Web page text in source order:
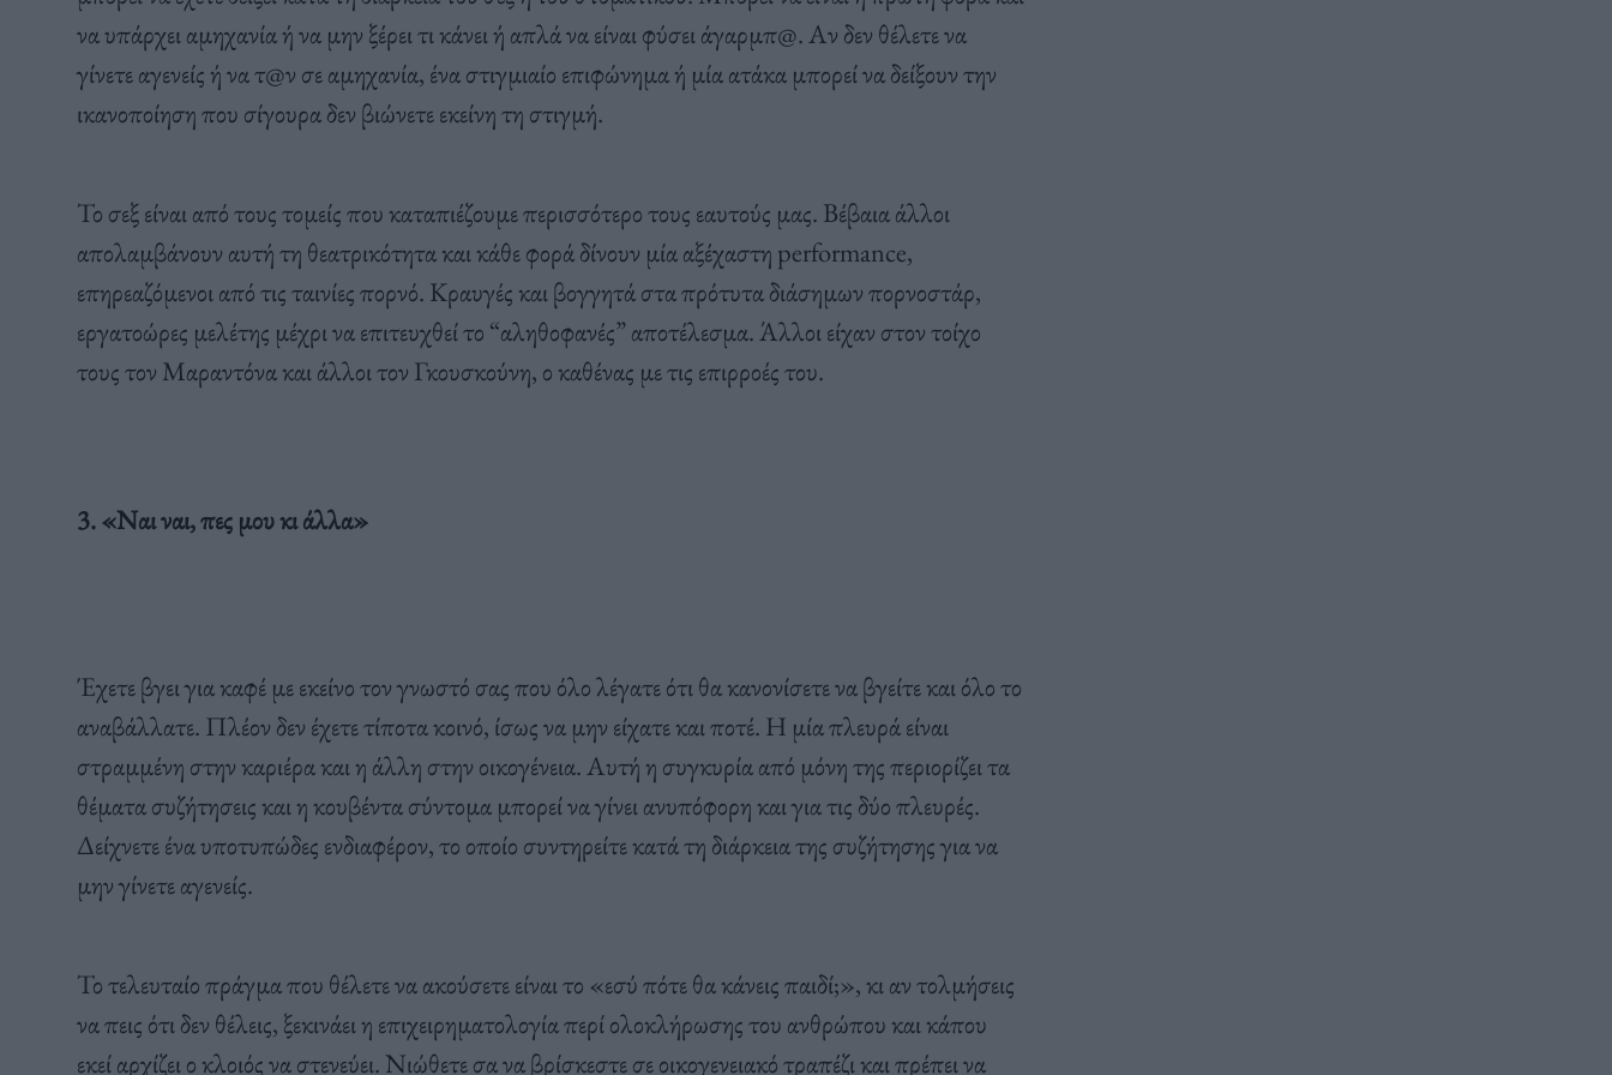
να υπάρχει αμηχανία ή να μην ξέρει τι κάνει ή απλά να είναι φύσει άγαρμπ@. Αν δεν θέλετε να
γίνετε αγενείς ή να τ@ν σε αμηχανία, ένα στιγμιαίο επιφώνημα ή μία ατάκα μπορεί να δείξουν την
ικανοποίηση που σίγουρα δεν βιώνετε εκείνη τη στιγμή.
Το σεξ είναι από τους τομείς που καταπιέζουμε περισσότερο τους εαυτούς μας. Βέβαια άλλοι
απολαμβάνουν αυτή τη θεατρικότητα και κάθε φορά δίνουν μία αξέχαστη performance,
επηρεαζόμενοι από τις ταινίες πορνό. Κραυγές και βογγητά στα πρότυτα διάσημων πορνοστάρ,
εργατοώρες μελέτης μέχρι να επιτευχθεί το “αληθοφανές” αποτέλεσμα. Άλλοι είχαν στον τοίχο
τους τον Μαραντόνα και άλλοι τον Γκουσκούνη, ο καθένας με τις επιρροές του.
3. «Ναι ναι, πες μου κι άλλα»
Έχετε βγει για καφέ με εκείνο τον γνωστό σας που όλο λέγατε ότι θα κανονίσετε να βγείτε και όλο το
αναβάλλατε. Πλέον δεν έχετε τίποτα κοινό, ίσως να μην είχατε και ποτέ. Η μία πλευρά είναι
στραμμένη στην καριέρα και η άλλη στην οικογένεια. Αυτή η συγκυρία από μόνη της περιορίζει τα
θέματα συζήτησεις και η κουβέντα σύντομα μπορεί να γίνει ανυπόφορη και για τις δύο πλευρές.
Δείχνετε ένα υποτυπώδες ενδιαφέρον, το οποίο συντηρείτε κατά τη διάρκεια της συζήτησης για να
μην γίνετε αγενείς.
Το τελευταίο πράγμα που θέλετε να ακούσετε είναι το «εσύ πότε θα κάνεις παιδί;», κι αν τολμήσεις
να πεις ότι δεν θέλεις, ξεκινάει η επιχειρηματολογία περί ολοκλήρωσης του ανθρώπου και κάπου
εκεί αρχίζει ο κλοιός να στενεύει. Νιώθετε σα να βρίσκεστε σε οικογενειακό τραπέζι και πρέπει να